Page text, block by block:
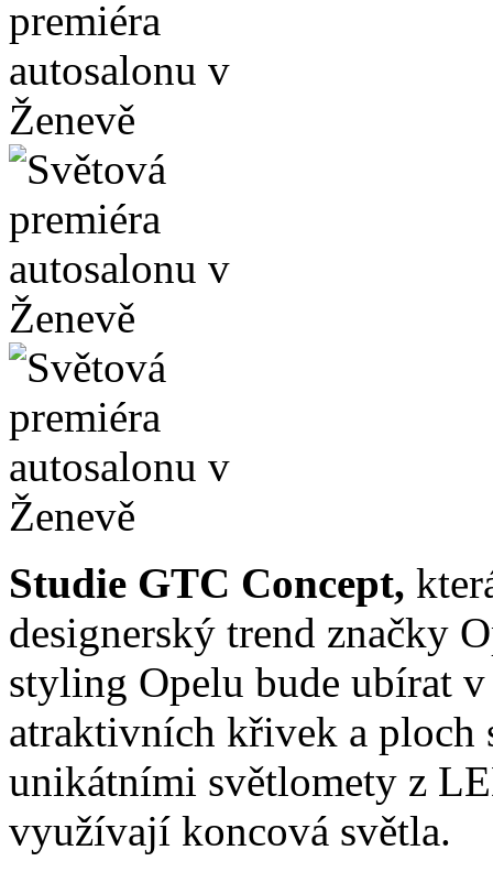
Studie GTC Concept,
designerský trend značky
styling Opelu bude ubírat
atraktivních křivek a ploch
unikátními světlomety z
využívají koncová světla.